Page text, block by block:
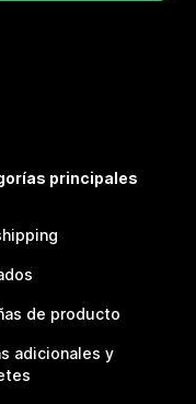
principales
de producto
adicionales y